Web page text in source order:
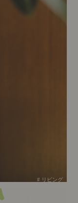
# リビング